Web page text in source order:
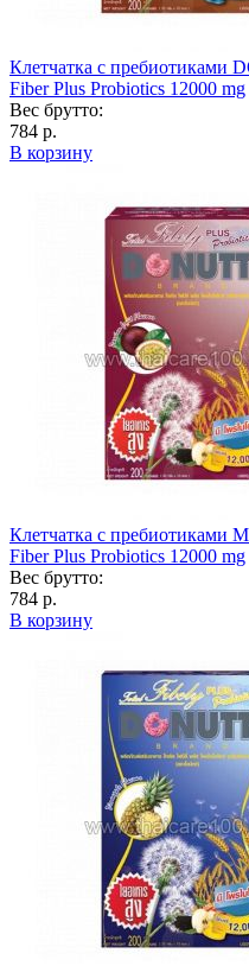
Клетчатка с пребиотиками
Fiber Plus Probiotics 12000 mg
Вес брутто:
784 р.
В корзину
Клетчатка с пребиотиками
Fiber Plus Probiotics 12000 mg
Вес брутто:
784 р.
В корзину